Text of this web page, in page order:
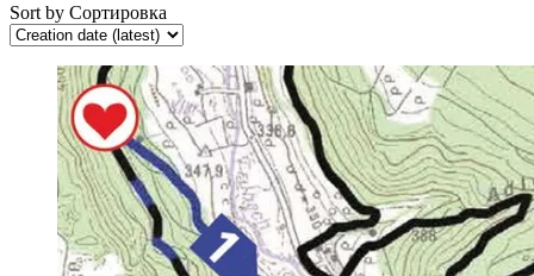
Sort by Сортировка